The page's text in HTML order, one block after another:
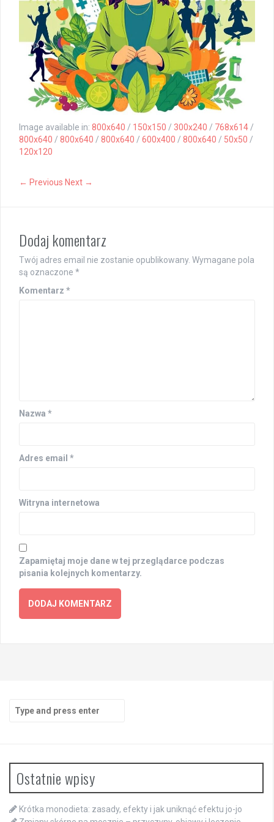
Image available in: 800x640 / 150x150 / 300x240 / 768x614 /
800x640 / 800x640 / 800x640 / 600x400 / 800x640 / 50x50 /
120x120
← Previous Next →
Dodaj komentarz
Twój adres email nie zostanie opublikowany. Wymagane pola
są oznaczone *
Komentarz *
Nazwa *
Adres email *
Witryna internetowa
Zapamiętaj moje dane w tej przeglądarce podczas
pisania kolejnych komentarzy.
for:
Ostatnie wpisy
Krótka monodieta: zasady, efekty i jak uniknąć efektu jo-jo